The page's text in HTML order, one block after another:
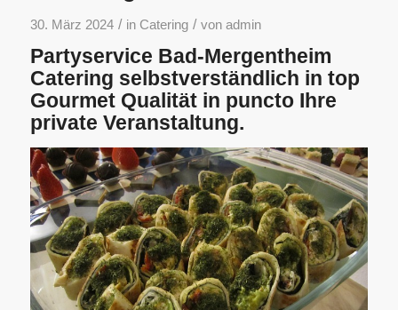
30. März 2024 / in Catering / von admin
Partyservice Bad-Mergentheim
Catering selbstverständlich in top
Gourmet Qualität in puncto Ihre
private Veranstaltung.